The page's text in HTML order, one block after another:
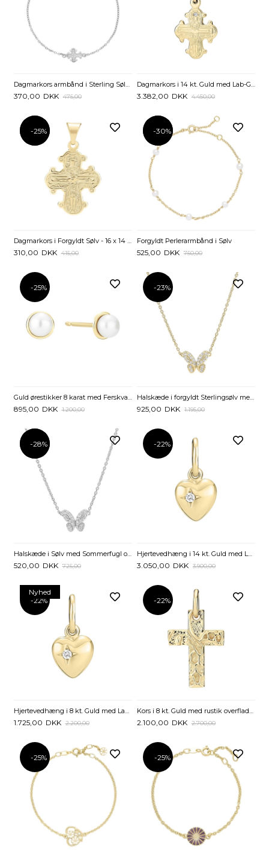
370,00 DKK 475,00 3.382,00 DKK 4.450,00
-25%
-25%
Dagmarkors i Forgyldt Sølv - 16 x 14 mm
310,00 DKK 415,00
-30%
-30%
Forgyldt Perlerarmbånd i Sølv
525,00 DKK 750,00
-25%
Guld ørestikker 8 karat med Ferskvandsperler
895,00 DKK 1.200,00
-23%
Halskæde i forgyldt Sterlingsølv med Sommerfugl og Zirkonia
925,00 DKK 1.195,00
-28%
-28%
Halskæde i Sølv med Sommerfugl og Zirkoniasten
520,00 DKK 725,00
-22%
Hjertevedhæng i 14 kt. Guld med Lab-Grown Diamant - 0,015 ct.
3.050,00 DKK 3.900,00
Nyhed
-22%
1.725,00 DKK 2.200,00
-22%
2.100,00 DKK 2.700,00
-25% -25%